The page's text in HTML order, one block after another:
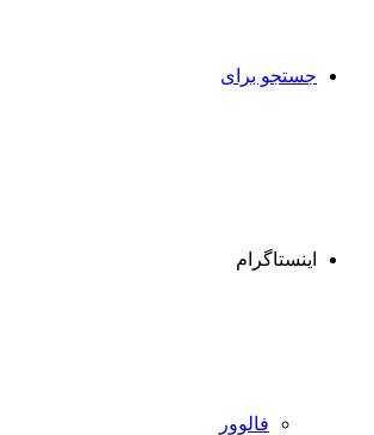
جستجو برای
اینستاگرام
فالوور